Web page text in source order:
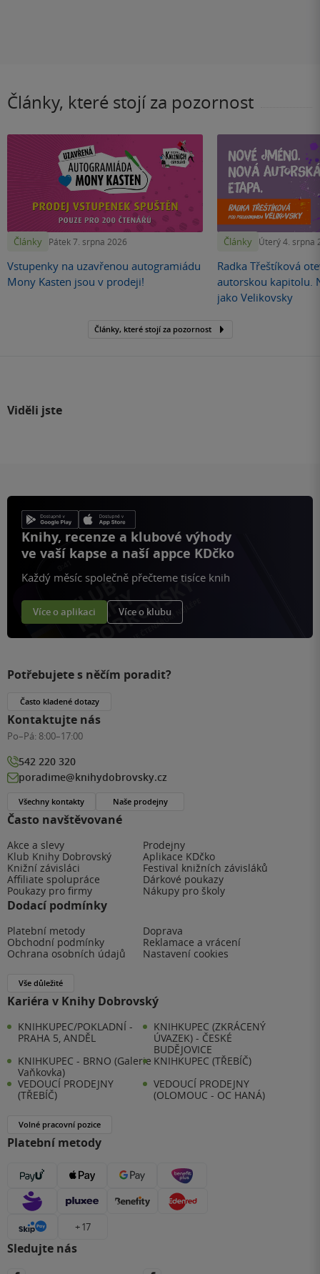
Články, které stojí za pozornost
Články Pátek 7. srpna 2026
Vstupenky na uzavřenou autogramiádu
Mony Kasten jsou v prodeji!
Články Úterý 4. srpna
Radka Třeštíková
autorskou kapitolu.
jako Velikovsky
Články, které stojí za pozornost
Viděli jste
Knihy, recenze a klubové výhody
ve vaší kapse a naší appce KDčko
Každý měsíc společně přečteme tisíce knih
Více o aplikaci Více o klubu
Často navštěvované
Akce a slevy
Prodejny
Klub Knihy Dobrovský
Aplikace KDčko
Knižní závisláci
Festival knižních závisláků
Affiliate spolupráce
Dárkové poukazy
Poukazy pro firmy
Nákupy pro školy
Dodací podmínky
Platební metody
Doprava
Obchodní podmínky
Reklamace a vrácení
Ochrana osobních údajů
Nastavení cookies
Vše důležité
Kariéra v Knihy Dobrovský
KNIHKUPEC/POKLADNÍ -
PRAHA 5, ANDĚL
KNIHKUPEC (ZKRÁCENÝ
ÚVAZEK) - ČESKÉ
BUDĚJOVICE
KNIHKUPEC - BRNO (Galerie
Vaňkovka)
KNIHKUPEC (TŘEBÍČ)
VEDOUCÍ PRODEJNY
(TŘEBÍČ)
VEDOUCÍ PRODEJNY
(OLOMOUC - OC HANÁ)
Volné pracovní pozice
Platební metody
+ 17
Sledujte nás
Potřebujete s něčím poradit?
Často kladené dotazy
Kontaktujte nás
Po–Pá: 8:00–17:00
542 220 320
poradime@knihydobrovsky.cz
Všechny kontakty Naše prodejny